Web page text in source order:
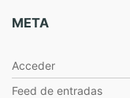
META
Acceder
Feed de entradas